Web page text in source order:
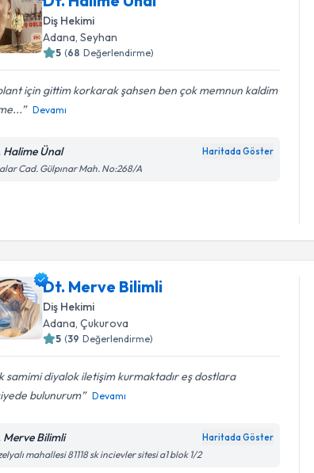
Diş Hekimi
Adana , Seyhan
5 (68 Değerlendirme)
için gittim korkarak şahsen ben çok memnun kaldim
Devamı
Halime Ünal Haritada Göster
Cad. Gülpınar Mah. No:268/A
Dt. Merve Bilimli
Diş Hekimi
Adana, Çukurova
5 (39 Değerlendirme)
samimi diyalok iletişim kurmaktadır eş dostlara
bulunurum
Devamı
Merve Bilimli Haritada Göster
mahallesi 81118 sk incievler sitesi a1 blok 1/2